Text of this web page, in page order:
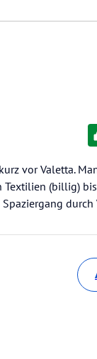
vor Valetta.
(billig)
durch